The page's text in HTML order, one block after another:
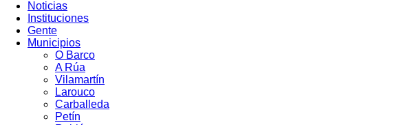
Noticias
Instituciones
Gente
Municipios
O Barco
A Rúa
Vilamartín
Larouco
Carballeda
Petín